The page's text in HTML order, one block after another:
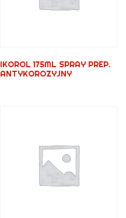
IKOROL 175ML SPRAY PREP.
ANTYKOROZYJNY